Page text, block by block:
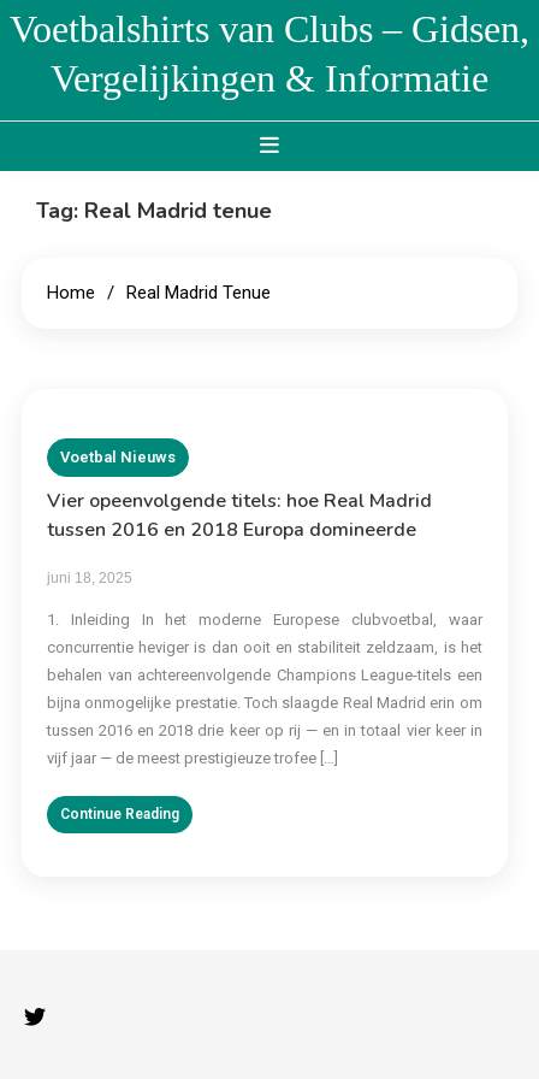
Skip
content
Voetbalshirts van Clubs – Gidsen,
Vergelijkingen & Informatie
Tag: Real Madrid tenue
Home Real Madrid Tenue
Voetbal Nieuws
Vier opeenvolgende titels: hoe Real Madrid
tussen 2016 en 2018 Europa domineerde
juni 18, 2025
1. Inleiding In het moderne Europese clubvoetbal, waar
concurrentie heviger is dan ooit en stabiliteit zeldzaam, is het
behalen van achtereenvolgende Champions League-titels een
bijna onmogelijke prestatie. Toch slaagde Real Madrid erin om
tussen 2016 en 2018 drie keer op rij — en in totaal vier keer in
vijf jaar — de meest prestigieuze trofee […]
Continue Reading